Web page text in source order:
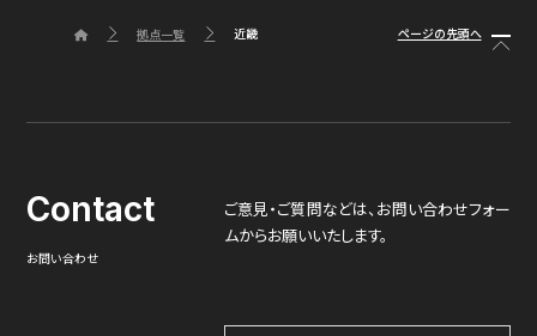
拠点一覧 近畿 ページの先頭へ
Contact
お問い合わせ
ご意見・ご質問などは、 お問い合わせフォー
ムからお願いいたします。